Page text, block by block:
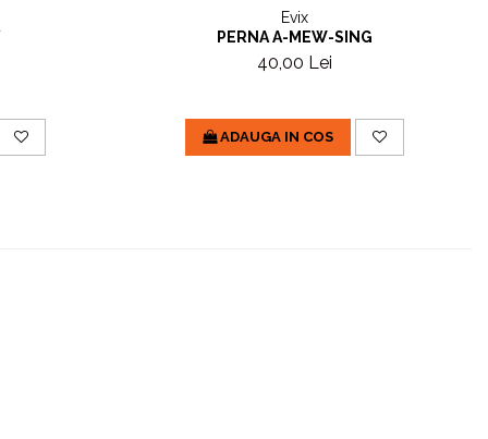
Evix
PERNA A-MEW-SING
40,00 Lei
ADAUGA IN COS